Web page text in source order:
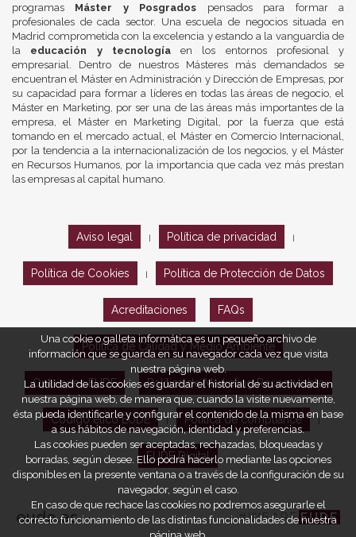
programas Máster y Posgrados pensados para formar a
profesionales de cada sector. Una escuela de negocios situada en
Madrid comprometida con la excelencia y estando a la vanguardia de
la educación y tecnologíaen los entornos profesional y
empresarial. Dentro de nuestros Másteres más demandados se
encuentran el Máster en Administración y Dirección de Empresas, por
su capacidad para formar a líderes en todas las áreas de negocio, el
Máster en Marketing, por ser una de las áreas más importantes de la
empresa, el Máster en Marketing Digital, por la fuerza que está
tomando en el mercado actual, el Máster en Comercio Internacional,
por la tendencia a la internacionalización de los negocios, y el Máster
en Recursos Humanos, por la importancia que cada vez más prestan
las empresas al capital humano.
Aviso legal Política de privacidad
Política de Cookies Política de Protección de Datos
Acreditaciones FAQs
Política de Calidad y Medio Ambiente
Opiniones EUDE Política de Marketing Responsable
Código ético EUDE Política de compliance
EUDE Digital
eude.es #WEAREEUDE
Una cookie o galleta informática es un pequeño archivo de
información que se guarda en su navegador cada vez que visita
nuestra página web.
La utilidad de las cookies es guardar el historial de su actividad en
nuestra página web, de manera que, cuando la visite nuevamente,
ésta pueda identificarle y configurar el contenido de la misma en base
a sus hábitos de navegación, identidad y preferencias.
Las cookies pueden ser aceptadas, rechazadas, bloqueadas y
borradas, según desee. Ello podrá hacerlo mediante las opciones
disponibles en la presente ventana o a través de la configuración de su
navegador, según el caso.
En caso de que rechace las cookies no podremos asegurarle el
correcto funcionamiento de las distintas funcionalidades de nuestra